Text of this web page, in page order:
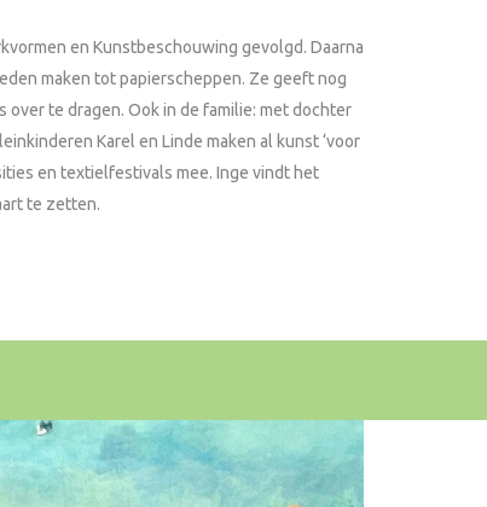
en Kunstbeschouwing gevolgd. Daarna
maken tot papierscheppen. Ze geeft nog
te dragen. Ook in de familie: met dochter
Karel en Linde maken al kunst ‘voor
en textielfestivals mee. Inge vindt het
te zetten.